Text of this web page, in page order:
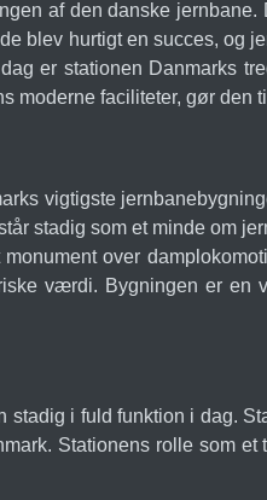
af den danske
blev hurtigt en succes, og
er stationen Danmarks
moderne faciliteter, gør
vigtigste
stadig som et minde om
over
værdi. Bygningen er
i fuld funktion i dag.
Stationens rolle som